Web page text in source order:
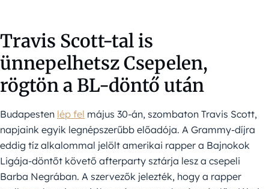
Travis Scott-tal is
ünnepelhetsz Csepelen,
rögtön a BL-döntő után
Budapesten lép fel május 30-án, szombaton Travis Scott,
napjaink egyik legnépszerűbb előadója. A Grammy-díjra
eddig tíz alkalommal jelölt amerikai rapper a Bajnokok
Ligája-döntőt követő afterparty sztárja lesz a csepeli
Barba Negrában. A szervezők jelezték, hogy a rapper